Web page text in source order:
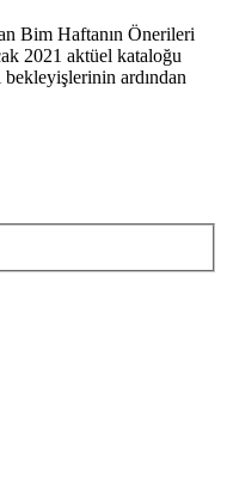
Bim Haftanın Önerileri
2021 aktüel kataloğu
ardından